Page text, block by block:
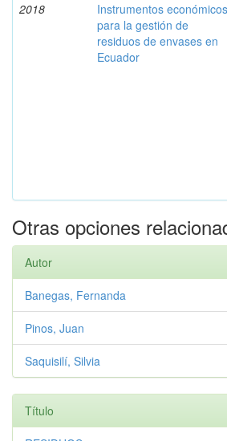
2018
Instrumentos económicos
para la gestión de
residuos de envases en
Ecuador
Otras opciones
Autor
Banegas, Fernanda
Pinos, Juan
Saquisilí, Silvia
Título